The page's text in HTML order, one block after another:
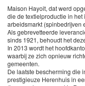
Maison Hayoit, dat werd
die de textielproductie in
arbeidsmarkt (spinbedrijven
Als gebrevetteerde
sinds 1921, behoudt het
In 2013 wordt het
waarbij ze zich opnieuw
gemeenten.
De laatste bescherming die
prestigieuze Herenhuis in